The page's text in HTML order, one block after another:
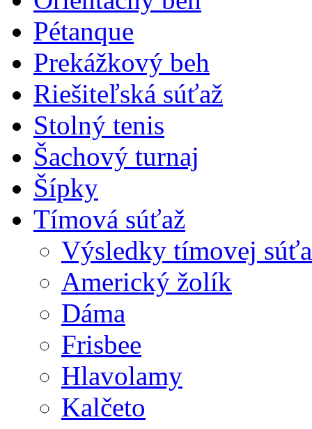
Pétanque
Prekážkový beh
Riešiteľská súťaž
Stolný tenis
Šachový turnaj
Šípky
Tímová súťaž
Výsledky tímovej
Americký žolík
Dáma
Frisbee
Hlavolamy
Kalčeto